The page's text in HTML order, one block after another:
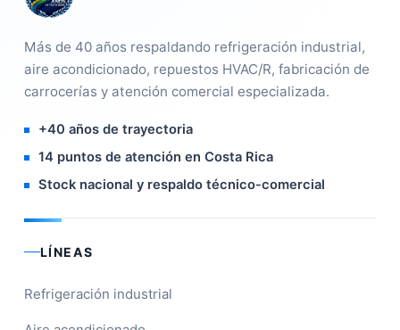
Más de 40 años respaldando refrigeración industrial,
aire acondicionado, repuestos HVAC/R, fabricación de
carrocerías y atención comercial especializada.
+40 años de trayectoria
14 puntos de atención en Costa Rica
Stock nacional y respaldo técnico-comercial
LÍNEAS
Refrigeración industrial